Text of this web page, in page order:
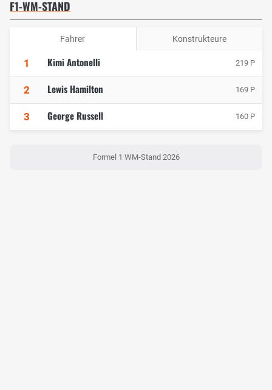
F1-WM-STAND
Fahrer Konstrukteure
1 Kimi Antonelli 219 P
2 Lewis Hamilton 169 P
3 George Russell 160 P
Formel 1 WM-Stand 2026